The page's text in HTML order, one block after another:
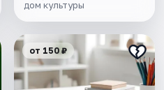
дом культуры
от 150 ₽